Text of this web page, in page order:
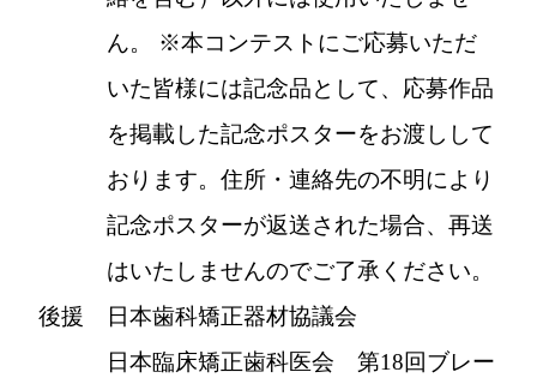
ん。 ※本コンテストにご応募いただ
いた皆様には記念品として、応募作品
を掲載した記念ポスターをお渡しして
おります。住所・連絡先の不明により
記念ポスターが返送された場合、再送
はいたしませんのでご了承ください。
後援
日本歯科矯正器材協議会
日本臨床矯正歯科医会 第18回ブレー